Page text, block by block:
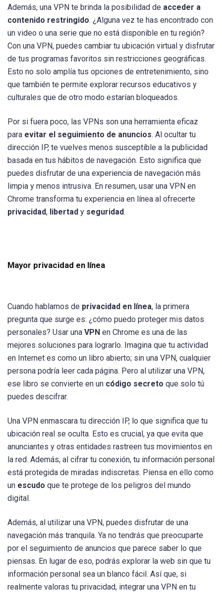
Además, una VPN te brinda la posibilidad de acceder a
contenido restringido. ¿Alguna vez te has encontrado con
un video o una serie que no está disponible en tu región?
Con una VPN, puedes cambiar tu ubicación virtual y disfrutar
de tus programas favoritos sin restricciones geográficas.
Esto no solo amplía tus opciones de entretenimiento, sino
que también te permite explorar recursos educativos y
culturales que de otro modo estarían bloqueados.
Por si fuera poco, las VPNs son una herramienta eficaz
para evitar el seguimiento de anuncios. Al ocultar tu
dirección IP, te vuelves menos susceptible a la publicidad
basada en tus hábitos de navegación. Esto significa que
puedes disfrutar de una experiencia de navegación más
limpia y menos intrusiva. En resumen, usar una VPN en
Chrome transforma tu experiencia en línea al ofrecerte
privacidad, libertad y seguridad.
Mayor privacidad en línea
Cuando hablamos de privacidad en línea, la primera
pregunta que surge es: ¿cómo puedo proteger mis datos
personales? Usar una VPN en Chrome es una de las
mejores soluciones para lograrlo. Imagina que tu actividad
en Internet es como un libro abierto; sin una VPN, cualquier
persona podría leer cada página. Pero al utilizar una VPN,
ese libro se convierte en un código secreto que solo tú
puedes descifrar.
Una VPN enmascara tu dirección IP, lo que significa que tu
ubicación real se oculta. Esto es crucial, ya que evita que
anunciantes y otras entidades rastreen tus movimientos en
la red. Además, al cifrar tu conexión, tu información personal
está protegida de miradas indiscretas. Piensa en ello como
un escudo que te protege de los peligros del mundo
digital.
Además, al utilizar una VPN, puedes disfrutar de una
navegación más tranquila. Ya no tendrás que preocuparte
por el seguimiento de anuncios que parece saber lo que
piensas. En lugar de eso, podrás explorar la web sin que tu
información personal sea un blanco fácil. Así que, si
realmente valoras tu privacidad, integrar una VPN en tu